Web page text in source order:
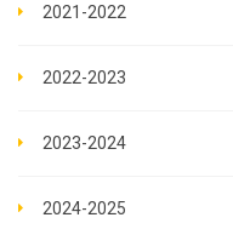
2021-2022
2022-2023
2023-2024
2024-2025